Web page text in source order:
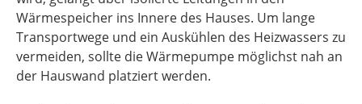
Wärmespeicher ins Innere des Hauses. Um lange
Transportwege und ein Auskühlen des Heizwassers zu
vermeiden, sollte die Wärmepumpe möglichst nah an
der Hauswand platziert werden.